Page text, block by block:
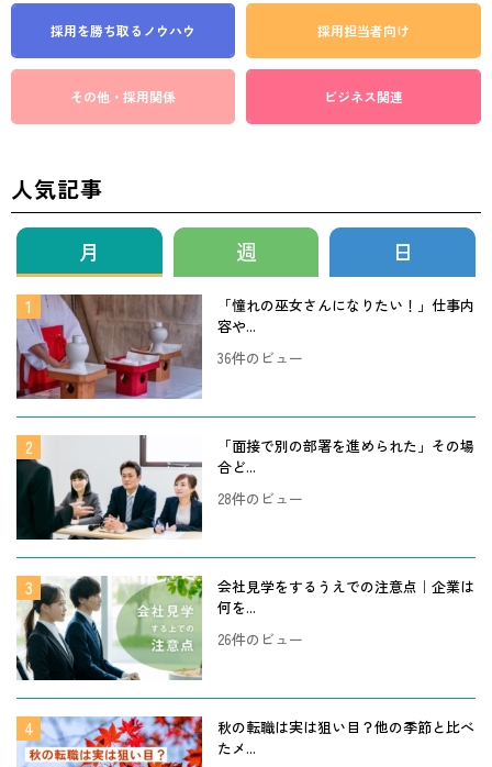
採用を勝ち取る ノウハウ 採用担当者向け
その他・採用関係 ビジネス関連
人気記事
月 週 日
「憧れの巫女さんになりたい！」仕事内
容や...
36件のビュー
「面接で別の部署を進められた」その場
合ど...
28件のビュー
会社見学をするうえでの注意点｜企業は
何を...
26件のビュー
秋の転職は実は狙い目？他の季節と比べ
たメ...